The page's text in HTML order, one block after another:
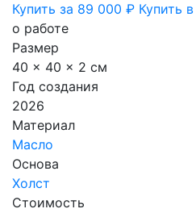
Купить за 89 000 ₽ Купить
о работе
Размер
40 x 40 x 2 см
Год создания
2026
Материал
Масло
Основа
Холст
Стоимость